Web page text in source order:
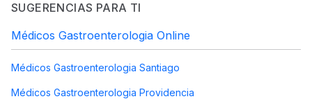
SUGERENCIAS PARA TI
Médicos Gastroenterologia Online
Médicos Gastroenterologia Santiago
Médicos Gastroenterologia Providencia